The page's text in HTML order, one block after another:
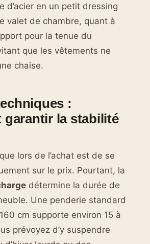
d’acier en un petit dressing
valet de chambre, quant à
pour la tenue du
que les vêtements ne
chaise.
:
garantir la stabilité
lors de l’achat est de se
sur le prix. Pourtant, la
détermine la durée de
Une penderie standard
cm supporte environ 15 à
prévoyez d’y suspendre